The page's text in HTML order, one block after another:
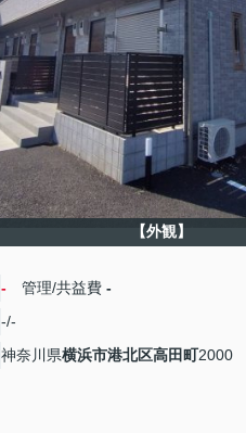
【外観】
- 管理/共益費 -
-/-
神奈川県横浜市港北区高田町2000